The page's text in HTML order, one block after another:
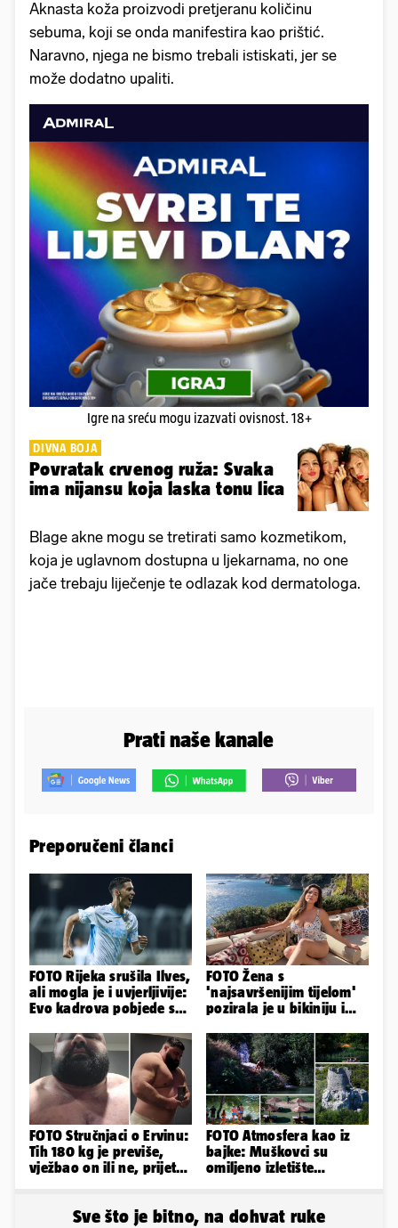
Aknasta koža proizvodi pretjeranu količinu
sebuma, koji se onda manifestira kao prištić.
Naravno, njega ne bismo trebali istiskati, jer se
može dodatno upaliti.
Igre na sreću mogu izazvati ovisnost. 18+
DIVNA BOJA
Povratak crvenog ruža: Svaka
ima nijansu koja laska tonu lica
Blage akne mogu se tretirati samo kozmetikom,
koja je uglavnom dostupna u ljekarnama, no one
jače trebaju liječenje te odlazak kod dermatologa.
Prati naše kanale
Preporučeni članci
FOTO Rijeka srušila Ilves,
ali mogla je i uvjerljivije:
Evo kadrova pobjede s
FOTO Žena s
'najsavršenijim tijelom'
pozirala je u bikiniju i
obline...
FOTO Stručnjaci o Ervinu:
Tih 180 kg je previše,
vježbao on ili ne, prijete
FOTO Atmosfera kao iz
bajke: Muškovci su
omiljeno izletište
Sve što je bitno, na dohvat ruke